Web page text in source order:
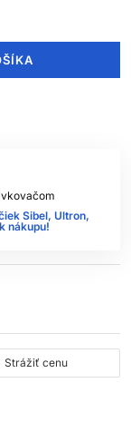
Sibel, Ultron,
nákupu!
Strážiť cenu